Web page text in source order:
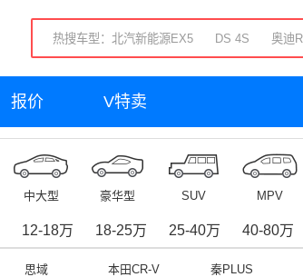
报价 V特卖
中大型 豪华型 SUV MPV
12-18万 18-25万 25-40万 40-80万
思域 本田CR-V 秦PLUS